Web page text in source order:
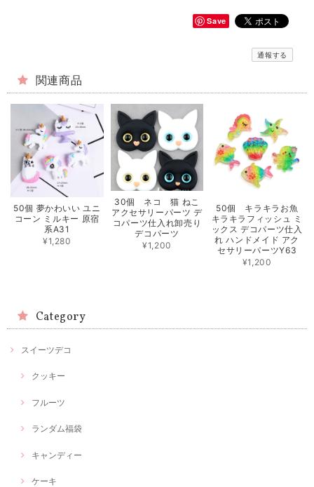
Save
通報する
関連商品
50個 夢かわいい ユニ
コーン ミルキー 原宿
系A31
¥1,280
30個 ネコ 猫 ねこ
アクセサリーパーツ デ
コパーツ仕入れ卸売り
デコパーツ
¥1,200
50個 キラキラお魚
キラキラフィッシュ ミ
ックス デコパーツ仕入
れ ハンドメイド アク
セサリーパーツY63
¥1,200
Category
スイーツデコ
クッキー
フルーツ
ランダム福袋
キャンディー
ケーキ